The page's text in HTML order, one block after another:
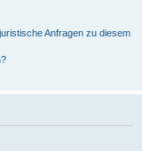
Anfragen zu diesem